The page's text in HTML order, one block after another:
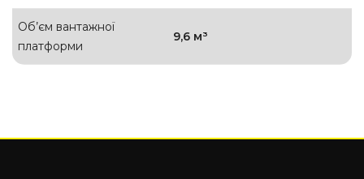
Об’єм вантажної
платформи
9,6 м³